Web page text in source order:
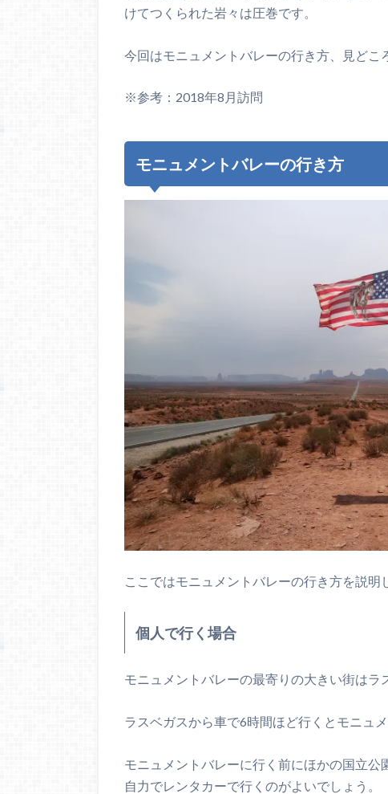
けてつくられた岩々は圧巻です。
今回はモニュメントバレーの行き方、見どこ
※参考：2018年8月訪問
モニュメントバレーの行き方
ここではモニュメントバレーの行き方を説明
個人で行く場合
モニュメントバレーの最寄りの大きい街はラ
ラスベガスから車で6時間ほど行くとモニュ
モニュメントバレーに行く前にほかの国立
自力でレンタカーで行くのがよいでしょう。